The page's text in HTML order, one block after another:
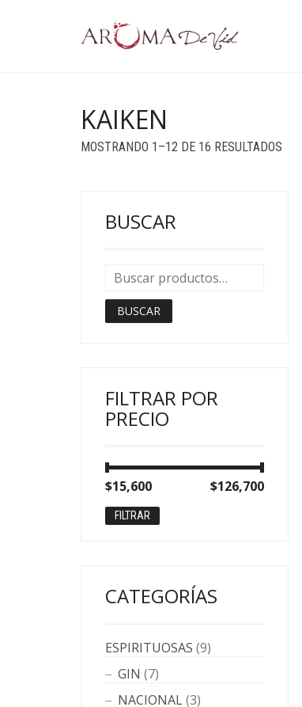
KAIKEN
MOSTRANDO 1–12 DE 16 RESULTADOS
BUSCAR
BUSCAR
FILTRAR POR
PRECIO
Precio
mínimo
Precio
máximo
FILTRAR
$15,600 $126,700
CATEGORÍAS
ESPIRITUOSAS (9)
GIN (7)
NACIONAL(3)